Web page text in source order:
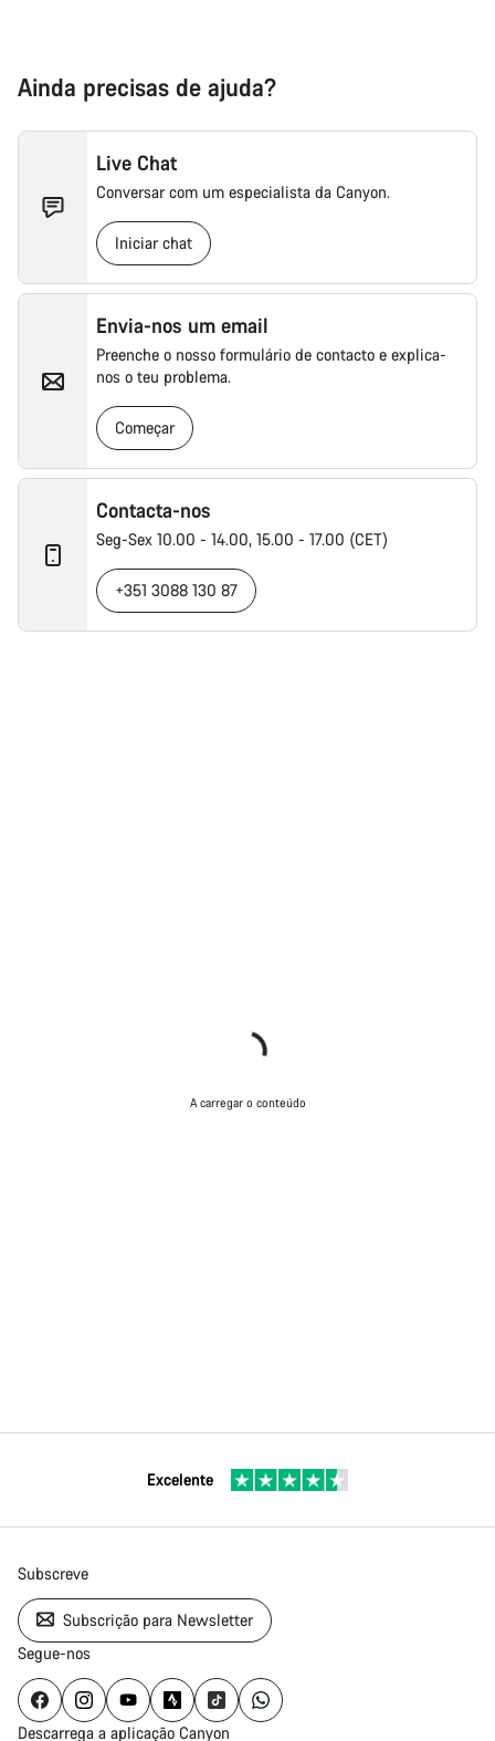
Ainda precisas de ajuda?
Live Chat
Conversar com um especialista da Canyon.
Iniciar chat
Envia-nos um email
Preenche o nosso formulário de contacto e explica-
nos o teu problema.
Começar
Contacta-nos
Seg-Sex 10.00 - 14.00, 15.00 - 17.00 (CET)
+351 3088 130 87
A carregar o conteúdo
Excelente
Subscreve
Subscrição para Newsletter
Segue-nos
Descarrega a aplicação Canyon